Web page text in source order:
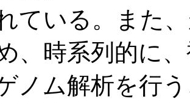
ている。また
、時系列的に
ノム解析を行